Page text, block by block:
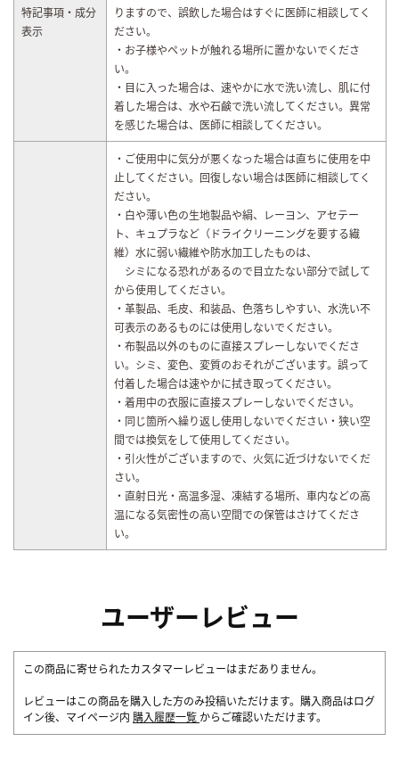
特記事項・成分
表示
りますので、誤飲した場合はすぐに医師に相談してく
ださい。
・お子様やペットが触れる場所に置かないでくださ
い。
・目に入った場合は、速やかに水で洗い流し、肌に付
着した場合は、水や石鹸で洗い流してください。異常
を感じた場合は、医師に相談してください。
・ご使用中に気分が悪くなった場合は直ちに使用を中
止してください。回復しない場合は医師に相談してく
ださい。
・白や薄い色の生地製品や絹、レーヨン、アセテー
ト、キュプラなど（ドライクリーニングを要する繊
維）水に弱い繊維や防水加工したものは、
シミになる恐れがあるので目立たない部分で試して
から使用してください。
・革製品、毛皮、和装品、色落ちしやすい、水洗い不
可表示のあるものには使用しないでください。
・布製品以外のものに直接スプレーしないでくださ
い。シミ、変色、変質のおそれがございます。誤って
付着した場合は速やかに拭き取ってください。
・着用中の衣服に直接スプレーしないでください。
・同じ箇所へ繰り返し使用しないでください・狭い空
間では換気をして使用してください。
・引火性がございますので、火気に近づけないでくだ
さい。
・直射日光・高温多湿、凍結する場所、車内などの高
温になる気密性の高い空間での保管はさけてくださ
い。
ユーザーレビュー
この商品に寄せられたカスタマーレビューはまだありません。
レビューはこの商品を購入した方のみ投稿いただけます。購入商品はログ
イン後、マイページ内 購入履歴一覧 からご確認いただけます。